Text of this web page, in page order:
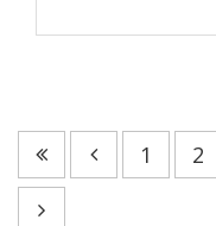
1 2